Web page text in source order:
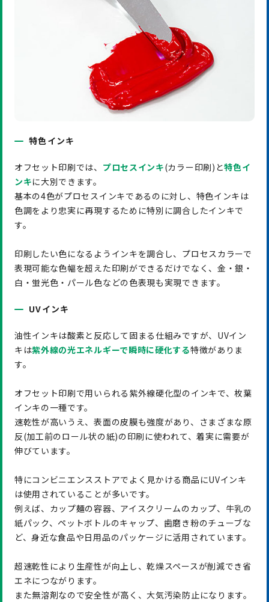
特色インキ
オフセット印刷では、 プロセスインキ(カラー印刷)と特色イ
ンキに大別できます。
基本の4色がプロセスインキであるのに対し、特色インキは
色調をより忠実に再現するために特別に調合したインキで
す。
印刷したい色になるようインキを調合し、プロセスカラーで
表現可能な色幅を超えた印刷ができるだけでなく、金・銀・
白・蛍光色・パール色などの色表現も実現できます。
UVインキ
油性インキは酸素と反応して固まる仕組みですが、UVイン
キは紫外線の光エネルギーで瞬時に硬化する特徴がありま
す。
オフセット印刷で用いられる紫外線硬化型のインキで、枚葉
インキの一種です。
速乾性が高いうえ、表面の皮膜も強度があり、さまざまな原
反(加工前のロール状の紙)の印刷に使われて、着実に需要が
伸びています。
特にコンビニエンスストアでよく見かける商品にUVインキ
は使用されていることが多いです。
例えば、カップ麺の容器、アイスクリームのカップ、牛乳の
紙パック、ペットボトルのキャップ、歯磨き粉のチューブな
ど、身近な食品や日用品のパッケージに活用されています。
超速乾性により生産性が向上し、乾燥スペースが削減でき省
エネにつながります。
また無溶剤なので安全性が高く、大気汚染防止になります。